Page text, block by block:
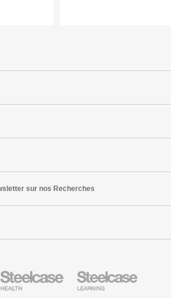
sur nos Recherches
Health
Mobilier
pour